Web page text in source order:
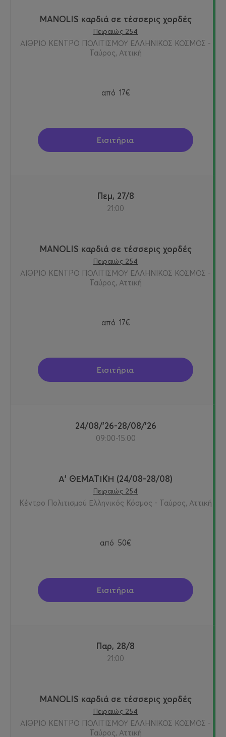
MANOLIS καρδιά σε τέσσερις χορδές
Πειραιώς 254
ΑΙΘΡΙΟ ΚΕΝΤΡΟ ΠΟΛΙΤΙΣΜΟΥ ΕΛΛΗΝΙΚΟΣ ΚΟΣΜΟΣ -
Ταύρος, Αττική
από 17€
Εισιτήρια
Πεμ, 27/8
21:00
MANOLIS καρδιά σε τέσσερις χορδές
Πειραιώς 254
ΑΙΘΡΙΟ ΚΕΝΤΡΟ ΠΟΛΙΤΙΣΜΟΥ ΕΛΛΗΝΙΚΟΣ ΚΟΣΜΟΣ -
Ταύρος, Αττική
από 17€
Εισιτήρια
24/08/'26-28/08/'26
09:00-15:00
Α' ΘΕΜΑΤΙΚΗ (24/08-28/08)
Πειραιώς 254
Κέντρο Πολιτισμού Ελληνικός Κόσμος - Ταύρος, Αττική
από 50€
Εισιτήρια
Παρ, 28/8
21:00
MANOLIS καρδιά σε τέσσερις χορδές
Πειραιώς 254
ΑΙΘΡΙΟ ΚΕΝΤΡΟ ΠΟΛΙΤΙΣΜΟΥ ΕΛΛΗΝΙΚΟΣ ΚΟΣΜΟΣ -
Ταύρος, Αττική